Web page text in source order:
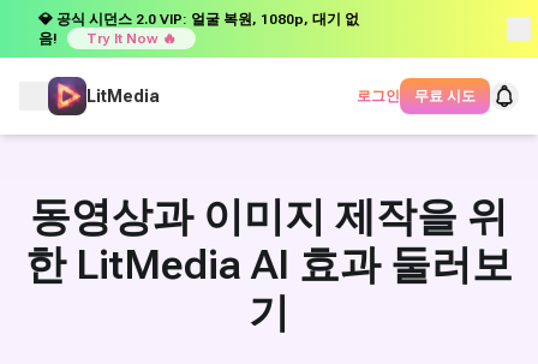
💎 공식 시던스 2.0 VIP: 얼굴 복원, 1080p, 대기 없
음!
Try It Now 🔥
LitMedia 로그인 무료 시도
동영상과 이미지 제작을 위
한 LitMedia AI 효과 둘러보
기